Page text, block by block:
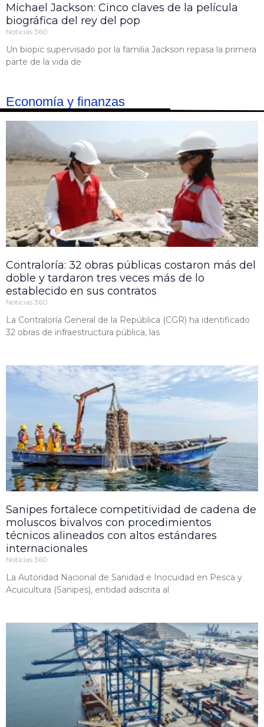
Michael Jackson: Cinco claves de la película
biográfica del rey del pop
Noticias 360
Un biopic supervisado por la familia Jackson repasa la primera
parte de la vida de
Economía y finanzas
Contraloría: 32 obras públicas costaron más del
doble y tardaron tres veces más de lo
establecido en sus contratos
Noticias 360
La Contraloría General de la República (CGR) ha identificado
32 obras de infraestructura pública, las
Sanipes fortalece competitividad de cadena de
moluscos bivalvos con procedimientos
técnicos alineados con altos estándares
internacionales
Noticias 360
La Autoridad Nacional de Sanidad e Inocuidad en Pesca y
Acuicultura (Sanipes), entidad adscrita al